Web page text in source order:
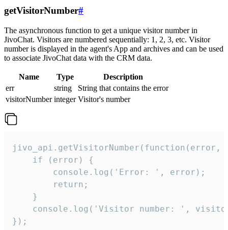
getVisitorNumber#
The asynchronous function to get a unique visitor number in
JivoChat. Visitors are numbered sequentially: 1, 2, 3, etc. Visitor
number is displayed in the agent's App and archives and can be used
to associate JivoChat data with the CRM data.
Name Type
Description
err
string
String that contains the error
visitorNumber integer Visitor's number
jivo_api.getVisitorNumber(function(error,
    if (error) {
        console.log('Error: ', error);
        return;
    }
console.log('Visitor number: ',
});